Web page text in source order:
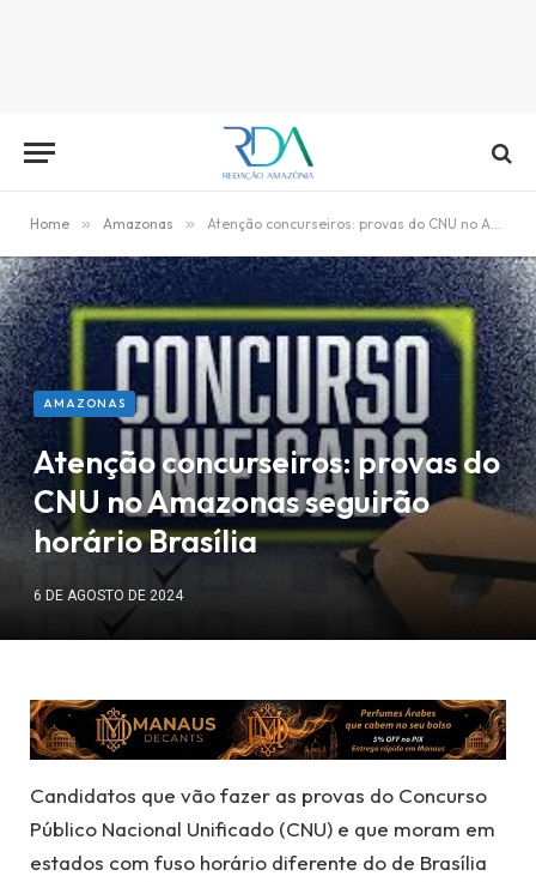
Home » Amazonas » Atenção concurseiros: provas do CNU no Amazonas seguirão horário Brasília
AMAZONAS
Atenção concurseiros: provas do
CNU no Amazonas seguirão
horário Brasília
6 DE AGOSTO DE 2024
Candidatos que vão fazer as provas do Concurso
Público Nacional Unificado (CNU) e que moram em
estados com fuso horário diferente do de Brasília